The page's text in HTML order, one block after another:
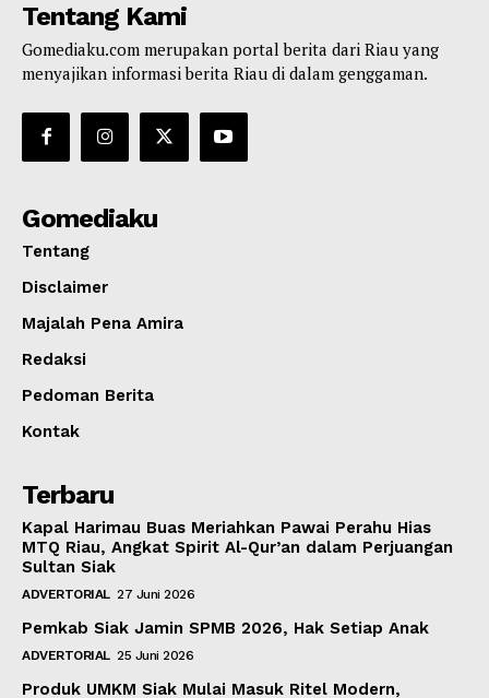
Tentang Kami
Gomediaku.com merupakan portal berita dari Riau yang
menyajikan informasi berita Riau di dalam genggaman.
Gomediaku
Tentang
Disclaimer
Majalah Pena Amira
Redaksi
Pedoman Berita
Kontak
Terbaru
Kapal Harimau Buas Meriahkan Pawai Perahu Hias
MTQ Riau, Angkat Spirit Al-Qur’an dalam Perjuangan
Sultan Siak
ADVERTORIAL 27 Juni 2026
Pemkab Siak Jamin SPMB 2026, Hak Setiap Anak
ADVERTORIAL 25 Juni 2026
Produk UMKM Siak Mulai Masuk Ritel Modern,